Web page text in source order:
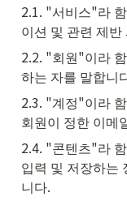
2.1. "서비스"라
이션 및 관련 제
2.2. "회원"이라
하는 자를 말합니
2.3. "계정"이라
회원이 정한 이메
2.4. "콘텐츠"라
입력 및 저장하는
니다.